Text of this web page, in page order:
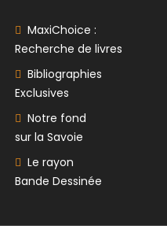
MaxiChoice :
Recherche de livres
Bibliographies
Exclusives
Notre fond
sur la Savoie
Le rayon
Bande Dessinée